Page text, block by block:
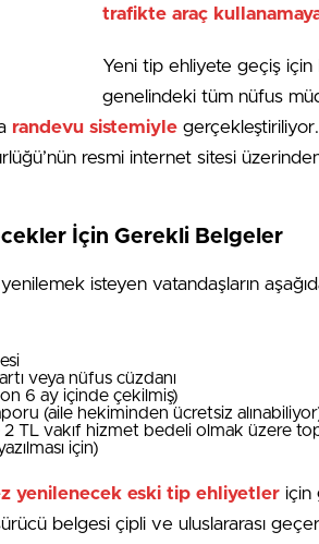
trafikte araç
Yeni tip ehliyete geçiş için
genelindeki tüm nüfus
randevu sistemiyle
resmi internet sitesi
İçin Gerekli Belgeler
isteyen vatandaşların
veya nüfus cüzdanı
6 ay içinde çekilmiş)
(aile hekiminden ücretsiz
TL vakıf hizmet bedeli olmak üzere
için)
yenilenecek eski tip ehliyetler için
belgesi çipli ve uluslararası